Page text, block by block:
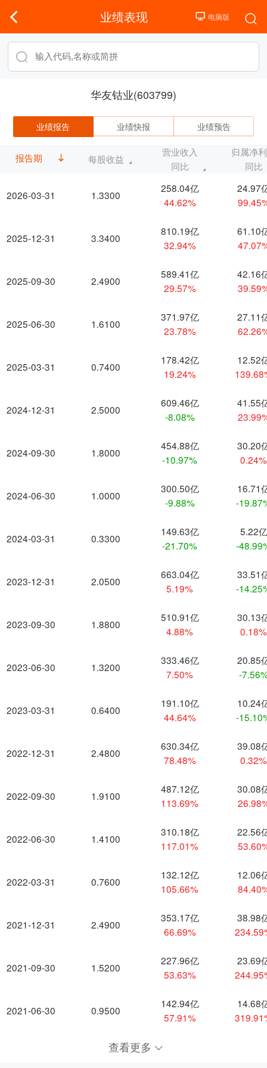
业绩表现
华友钴业(603799)
业绩报告 业绩快报 业绩预告
报告期
2026-03-31
2025-12-31
2025-09-30
2025-06-30
2025-03-31
2024-12-31
2024-09-30
2024-06-30
2024-03-31
2023-12-31
2023-09-30
2023-06-30
2023-03-31
2022-12-31
2022-09-30
2022-06-30
2022-03-31
2021-12-31
2021-09-30
2021-06-30
每股收益
营业收入
同比
归属净
同比
1.3300
258.04亿
44.62%
24.97
3.3400
810.19亿
32.94%
61.10
2.4900
589.41亿
29.57%
42.16
1.6100
371.97亿
23.78%
27.11
0.7400
178.42亿
19.24%
12.52
2.5000
609.46亿
-8.08%
41.55
1.8000
454.88亿
-10.97%
30.20
0.24%
1.0000
300.50亿
-9.88%
16.71
-
0.3300
149.63亿
-21.70%
5.22亿
-
2.0500
663.04亿
5.19%
33.51
-
1.8800
510.91亿
4.88%
30.13
0.18%
1.3200
333.46亿
7.50%
20.85
-
0.6400
191.10亿
44.64%
10.24
-
2.4800
630.34亿
78.48%
39.08
0.32%
1.9100
487.12亿
113.69%
30.08
1.4100
310.18亿
117.01%
22.56
0.7600
132.12亿
105.66%
12.06
2.4900
353.17亿
66.69%
38.98
1.5200
227.96亿
53.63%
23.69
0.9500
142.94亿
57.91%
14.68
查看更多